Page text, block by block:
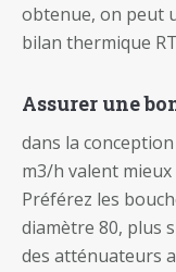
obtenue, on peut
bilan thermique
Assurer une
dans la
m3/h valent mieux
Préférez les
diamètre 80, plus
des atténuateurs